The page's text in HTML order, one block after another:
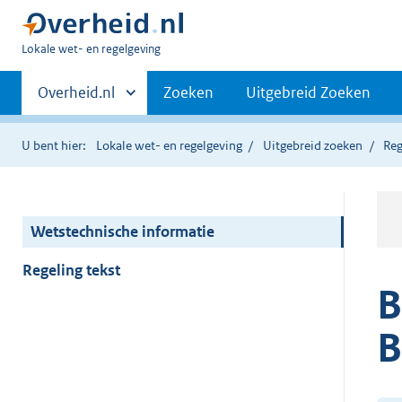
U
hier:
Lokale wet- en regelgeving
Primaire
navigatie
Andere
sites
binnen
Overheid.nl Zoeken Uitgebreid Zoeken
U bent hier: Lokale wet- en regelgeving Uitgebreid zoeken
Wetstechnische informatie
Regeling tekst